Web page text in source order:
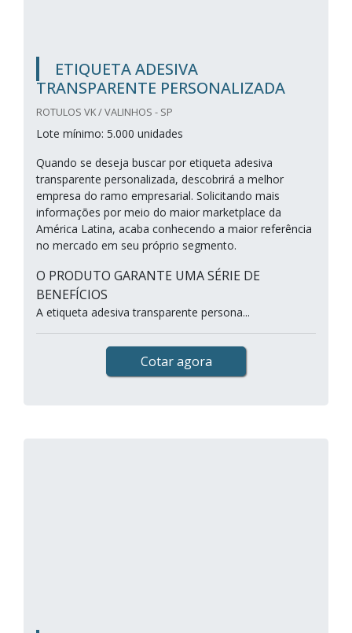
ETIQUETA ADESIVA
TRANSPARENTE PERSONALIZADA
ROTULOS VK / VALINHOS - SP
Lote mínimo: 5.000 unidades
Quando se deseja buscar por etiqueta adesiva
transparente personalizada, descobrirá a melhor
empresa do ramo empresarial. Solicitando mais
informações por meio do maior marketplace da
América Latina, acaba conhecendo a maior referência
no mercado em seu próprio segmento.
O PRODUTO GARANTE UMA SÉRIE DE
BENEFÍCIOS
A etiqueta adesiva transparente persona...
Cotar agora